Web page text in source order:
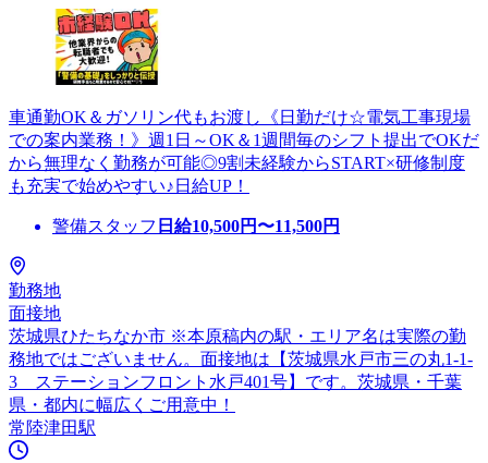
車通勤OK＆ガソリン代もお渡し《日勤だけ☆電気工事現場
での案内業務！》週1日～OK＆1週間毎のシフト提出でOKだ
から無理なく勤務が可能◎9割未経験からSTART×研修制度
も充実で始めやすい♪日給UP！
警備スタッフ 日給10,500円〜11,500円
勤務地
面接地
茨城県ひたちなか市 ※本原稿内の駅・エリア名は実際の勤
務地ではございません。面接地は【茨城県水戸市三の丸1-1-
3 ステーションフロント水戸401号】です。茨城県・千葉
県・都内に幅広くご用意中！
常陸津田駅